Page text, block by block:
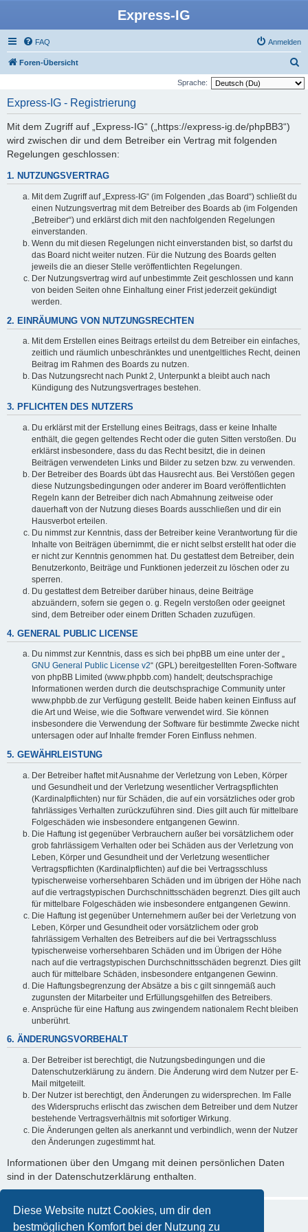
Diese Website nutzt Cookies, um dir den
bestmöglichen Komfort bei der Nutzung zu
Express-IG
FAQ Anmelden
Foren-Übersicht
u
Sprache:
Express-IG - Registrierung
Mit dem Zugriff auf „Express-IG“ („https://express-ig.de/phpBB3“)
wird zwischen dir und dem Betreiber ein Vertrag mit folgenden
Regelungen geschlossen:
1. NUTZUNGSVERTRAG
Mit dem Zugriff auf „Express-IG“ (im Folgenden „das Board“) schließt du
einen Nutzungsvertrag mit dem Betreiber des Boards ab (im Folgenden
„Betreiber“) und erklärst dich mit den nachfolgenden Regelungen
einverstanden.
Wenn du mit diesen Regelungen nicht einverstanden bist, so darfst du
das Board nicht weiter nutzen. Für die Nutzung des Boards gelten
jeweils die an dieser Stelle veröffentlichten Regelungen.
Der Nutzungsvertrag wird auf unbestimmte Zeit geschlossen und kann
von beiden Seiten ohne Einhaltung einer Frist jederzeit gekündigt
werden.
2. EINRÄUMUNG VON NUTZUNGSRECHTEN
Mit dem Erstellen eines Beitrags erteilst du dem Betreiber ein einfaches,
zeitlich und räumlich unbeschränktes und unentgeltliches Recht, deinen
Beitrag im Rahmen des Boards zu nutzen.
Das Nutzungsrecht nach Punkt 2, Unterpunkt a bleibt auch nach
Kündigung des Nutzungsvertrages bestehen.
3. PFLICHTEN DES NUTZERS
Du erklärst mit der Erstellung eines Beitrags, dass er keine Inhalte
enthält, die gegen geltendes Recht oder die guten Sitten verstoßen. Du
erklärst insbesondere, dass du das Recht besitzt, die in deinen
Beiträgen verwendeten Links und Bilder zu setzen bzw. zu verwenden.
Der Betreiber des Boards übt das Hausrecht aus. Bei Verstößen gegen
diese Nutzungsbedingungen oder anderer im Board veröffentlichten
Regeln kann der Betreiber dich nach Abmahnung zeitweise oder
dauerhaft von der Nutzung dieses Boards ausschließen und dir ein
Hausverbot erteilen.
Du nimmst zur Kenntnis, dass der Betreiber keine Verantwortung für die
Inhalte von Beiträgen übernimmt, die er nicht selbst erstellt hat oder die
er nicht zur Kenntnis genommen hat. Du gestattest dem Betreiber, dein
Benutzerkonto, Beiträge und Funktionen jederzeit zu löschen oder zu
sperren.
Du gestattest dem Betreiber darüber hinaus, deine Beiträge
abzuändern, sofern sie gegen o. g. Regeln verstoßen oder geeignet
sind, dem Betreiber oder einem Dritten Schaden zuzufügen.
4. GENERAL PUBLIC LICENSE
Du nimmst zur Kenntnis, dass es sich bei phpBB um eine unter der „
GNU General Public License v2“ (GPL) bereitgestellten Foren-Software
von phpBB Limited (www.phpbb.com) handelt; deutschsprachige
Informationen werden durch die deutschsprachige Community unter
www.phpbb.de zur Verfügung gestellt. Beide haben keinen Einfluss auf
die Art und Weise, wie die Software verwendet wird. Sie können
insbesondere die Verwendung der Software für bestimmte Zwecke nicht
untersagen oder auf Inhalte fremder Foren Einfluss nehmen.
5. GEWÄHRLEISTUNG
Der Betreiber haftet mit Ausnahme der Verletzung von Leben, Körper
und Gesundheit und der Verletzung wesentlicher Vertragspflichten
(Kardinalpflichten) nur für Schäden, die auf ein vorsätzliches oder grob
fahrlässiges Verhalten zurückzuführen sind. Dies gilt auch für mittelbare
Folgeschäden wie insbesondere entgangenen Gewinn.
Die Haftung ist gegenüber Verbrauchern außer bei vorsätzlichem oder
grob fahrlässigem Verhalten oder bei Schäden aus der Verletzung von
Leben, Körper und Gesundheit und der Verletzung wesentlicher
Vertragspflichten (Kardinalpflichten) auf die bei Vertragsschluss
typischerweise vorhersehbaren Schäden und im übrigen der Höhe nach
auf die vertragstypischen Durchschnittsschäden begrenzt. Dies gilt auch
für mittelbare Folgeschäden wie insbesondere entgangenen Gewinn.
Die Haftung ist gegenüber Unternehmern außer bei der Verletzung von
Leben, Körper und Gesundheit oder vorsätzlichem oder grob
fahrlässigem Verhalten des Betreibers auf die bei Vertragsschluss
typischerweise vorhersehbaren Schäden und im Übrigen der Höhe
nach auf die vertragstypischen Durchschnittsschäden begrenzt. Dies gilt
auch für mittelbare Schäden, insbesondere entgangenen Gewinn.
Die Haftungsbegrenzung der Absätze a bis c gilt sinngemäß auch
zugunsten der Mitarbeiter und Erfüllungsgehilfen des Betreibers.
Ansprüche für eine Haftung aus zwingendem nationalem Recht bleiben
unberührt.
6. ÄNDERUNGSVORBEHALT
Der Betreiber ist berechtigt, die Nutzungsbedingungen und die
Datenschutzerklärung zu ändern. Die Änderung wird dem Nutzer per E-
Mail mitgeteilt.
Der Nutzer ist berechtigt, den Änderungen zu widersprechen. Im Falle
des Widerspruchs erlischt das zwischen dem Betreiber und dem Nutzer
bestehende Vertragsverhältnis mit sofortiger Wirkung.
Die Änderungen gelten als anerkannt und verbindlich, wenn der Nutzer
den Änderungen zugestimmt hat.
Informationen über den Umgang mit deinen persönlichen Daten
sind in der Datenschutzerklärung enthalten.